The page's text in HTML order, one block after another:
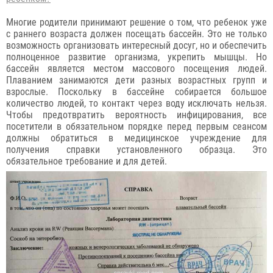
Многие родители принимают решение о том, что ребенок уже
с раннего возраста должен посещать бассейн. Это не только
возможность организовать интересный досуг, но и обеспечить
полноценное развитие организма, укрепить мышцы. Но
бассейн является местом массового посещения людей.
Плаванием занимаются дети разных возрастных групп и
взрослые. Поскольку в бассейне собирается большое
количество людей, то контакт через воду исключать нельзя.
Чтобы предотвратить вероятность инфицирования, все
посетители в обязательном порядке перед первым сеансом
должны обратиться в медицинское учреждение для
получения справки установленного образца. Это
обязательное требование и для детей.